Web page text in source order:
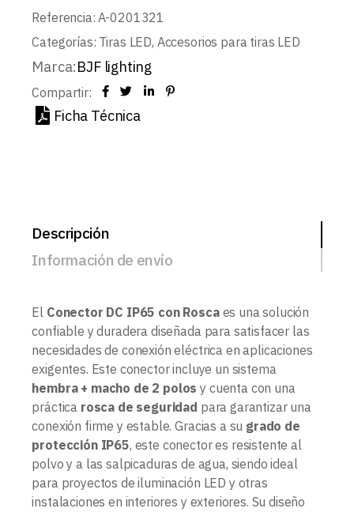
Referencia: A-0201321
Categorías: Tiras LED, Accesorios para tiras LED
Marca:BJF lighting
Compartir:
Ficha Técnica
Descripción
Información de envío
El Conector DC IP65 con Roscaes una solución
confiable y duradera diseñada para satisfacer las
necesidades de conexión eléctrica en aplicaciones
exigentes. Este conector incluye un sistema
hembra + macho de 2 polos y cuenta con una
práctica rosca de seguridad para garantizar una
conexión firme y estable. Gracias a su grado de
protección IP65, este conector es resistente al
polvo y a las salpicaduras de agua, siendo ideal
para proyectos de iluminación LED y otras
instalaciones en interiores y exteriores. Su diseño